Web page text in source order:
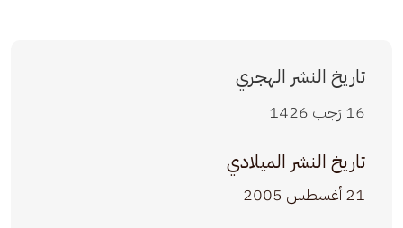
تاريخ النشر الهجري
16 رَجب 1426
تاريخ النشر الميلادي
21 أغسطس 2005